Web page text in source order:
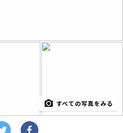
すべての写真をみる